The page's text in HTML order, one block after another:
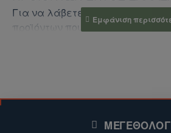
Για να λάβετε προσφορά για
προϊόντων που σας
Συμπληρώστε τη
φόρμα επικοινωνίας (για